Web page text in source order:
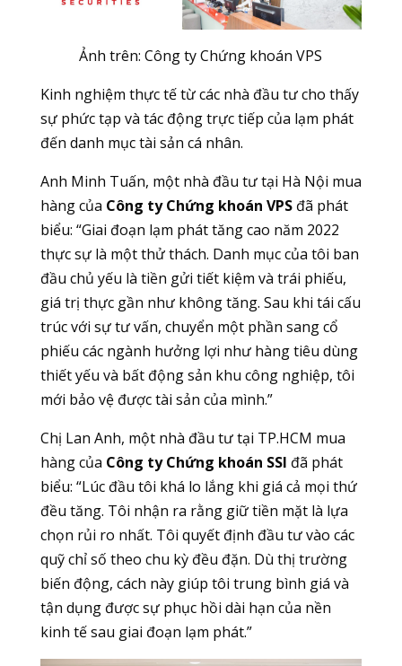
Ảnh trên: Công ty Chứng khoán VPS
Kinh nghiệm thực tế từ các nhà đầu tư cho thấy
sự phức tạp và tác động trực tiếp của lạm phát
đến danh mục tài sản cá nhân.
Anh Minh Tuấn, một nhà đầu tư tại Hà Nội mua
hàng của Công ty Chứng khoán VPSđã phát
biểu: “Giai đoạn lạm phát tăng cao năm 2022
thực sự là một thử thách. Danh mục của tôi ban
đầu chủ yếu là tiền gửi tiết kiệm và trái phiếu,
giá trị thực gần như không tăng. Sau khi tái cấu
trúc với sự tư vấn, chuyển một phần sang cổ
phiếu các ngành hưởng lợi như hàng tiêu dùng
thiết yếu và bất động sản khu công nghiệp, tôi
mới bảo vệ được tài sản của mình.”
Chị Lan Anh, một nhà đầu tư tại TP.HCM mua
hàng của Công ty Chứng khoán SSI đã phát
biểu: “Lúc đầu tôi khá lo lắng khi giá cả mọi thứ
đều tăng. Tôi nhận ra rằng giữ tiền mặt là lựa
chọn rủi ro nhất. Tôi quyết định đầu tư vào các
quỹ chỉ số theo chu kỳ đều đặn. Dù thị trường
biến động, cách này giúp tôi trung bình giá và
tận dụng được sự phục hồi dài hạn của nền
kinh tế sau giai đoạn lạm phát.”